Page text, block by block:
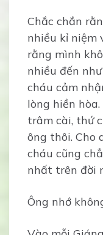
Chắc chắn
nhiều kỉ niệm
rằng mình
nhiều đến
cháu cảm
lòng hiền
trâm cài, thứ
ông thôi. Cho
cháu cũng
nhất trên đời
Ông nhớ